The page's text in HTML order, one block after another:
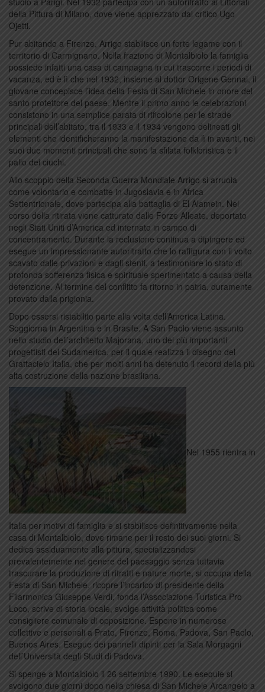
della Pittura di Milano, dove viene apprezzato dal critico Ugo
Ojetti.
Pur abitando a Firenze, Arrigo stabilisce un forte legame con il
territorio di Carmignano. Nella frazione di Montalbiolo la famiglia
possiede infatti una casa di campagna in cui trascorre i periodi di
vacanza, ed è lì che nel 1932, insieme al dottor Origene Gennai, il
giovane concepisce l’idea della Festa di San Michele in onore del
santo protettore del paese. Mentre il primo anno le celebrazioni
consistono in una semplice parata di rificolone per le strade
principali dell’abitato, tra il 1933 e il 1934 vengono delineati gli
elementi che identificheranno la manifestazione da lì in avanti, nei
suoi due momenti principali che sono la sfilata folkloristica e il
palio dei ciuchi.
Allo scoppio della Seconda Guerra Mondiale Arrigo si arruola
come volontario e combatte in Jugoslavia e in Africa
Settentrionale, dove partecipa alla battaglia di El Alamein. Nel
corso della ritirata viene catturato dalle Forze Alleate, deportato
negli Stati Uniti d’America ed internato in campo di
concentramento. Durante la reclusione continua a dipingere ed
esegue un impressionante autoritratto che lo raffigura con il volto
scavato dalle privazioni e dagli stenti, a testimoniare lo stato di
profonda sofferenza fisica e spirituale sperimentato a causa della
detenzione. Al termine del conflitto fa ritorno in patria, duramente
provato dalla prigionia.
Dopo essersi ristabilito parte alla volta dell’America Latina.
Soggiorna in Argentina e in Brasile. A San Paolo viene assunto
nello studio dell’architetto Majorana, uno dei più importanti
progettisti del Sudamerica, per il quale realizza il disegno del
Grattacielo Italia, che per molti anni ha detenuto il record della più
alta costruzione della nazione brasiliana.
Nel 1955 rientra in
Italia per motivi di famiglia e si stabilisce definitivamente nella
casa di Montalbiolo, dove rimane per il resto dei suoi giorni. Si
dedica assiduamente alla pittura, specializzandosi
prevalentemente nel genere del paesaggio senza tuttavia
trascurare la produzione di ritratti e nature morte, si occupa della
Festa di San Michele, ricopre l’incarico di presidente della
Filarmonica Giuseppe Verdi, fonda l’Associazione Turistica Pro
Loco, scrive di storia locale, svolge attività politica come
consigliere comunale di opposizione. Espone in numerose
collettive e personali a Prato, Firenze, Roma, Padova, San Paolo,
Buenos Aires. Esegue dei pannelli dipinti per la Sala Morgagni
dell’Università degli Studi di Padova.
Si spenge a Montalbiolo il 26 settembre 1990. Le esequie si
svolgono due giorni dopo nella chiesa di San Michele Arcangelo a